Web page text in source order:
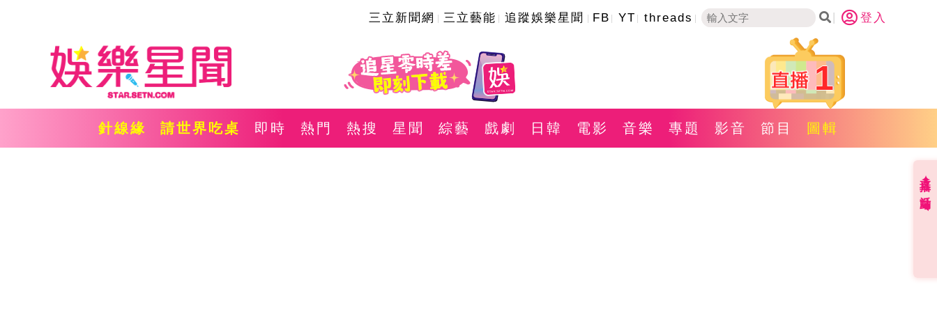
三立新聞網 三立藝能 追蹤娛樂星聞 FB YT threads 登入
1
針線緣 請世界吃桌 即時 熱門 熱搜 星聞 綜藝 戲劇 日韓 電影 音樂 專題 影音 節目 圖輯
直播✦活動